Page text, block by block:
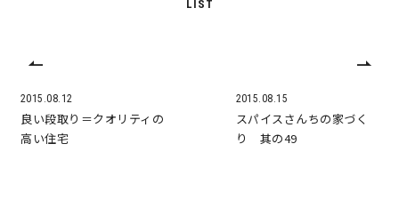
2015.08.12
良い段取り＝クオリティの
高い住宅
LIST
2015.08.15
スパイスさんちの家づく
り 其の49